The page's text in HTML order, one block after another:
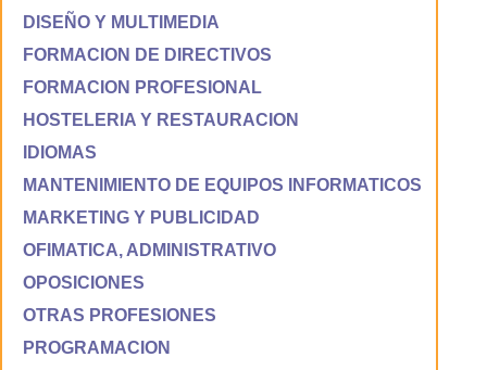
DISEÑO Y MULTIMEDIA
FORMACION DE DIRECTIVOS
FORMACION PROFESIONAL
HOSTELERIA Y RESTAURACION
IDIOMAS
MANTENIMIENTO DE EQUIPOS INFORMATICOS
MARKETING Y PUBLICIDAD
OFIMATICA, ADMINISTRATIVO
OPOSICIONES
OTRAS PROFESIONES
PROGRAMACION